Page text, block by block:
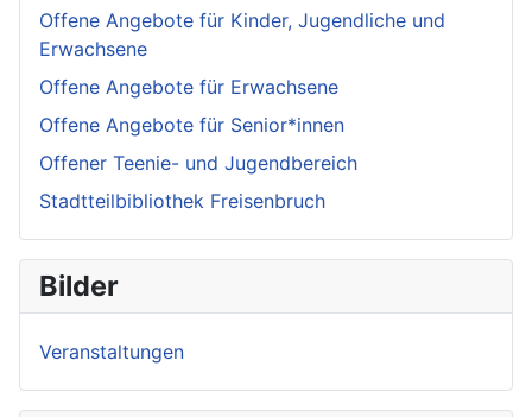
Offene Angebote für Kinder, Jugendliche und
Erwachsene
Offene Angebote für Erwachsene
Offene Angebote für Senior*innen
Offener Teenie- und Jugendbereich
Stadtteilbibliothek Freisenbruch
Bilder
Veranstaltungen